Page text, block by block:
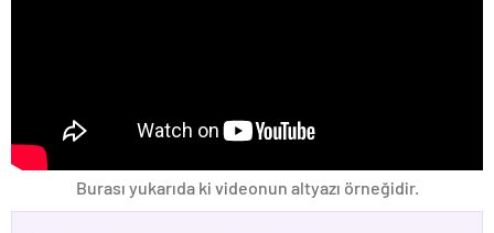
Burası yukarıda ki videonun altyazı örneğidir.